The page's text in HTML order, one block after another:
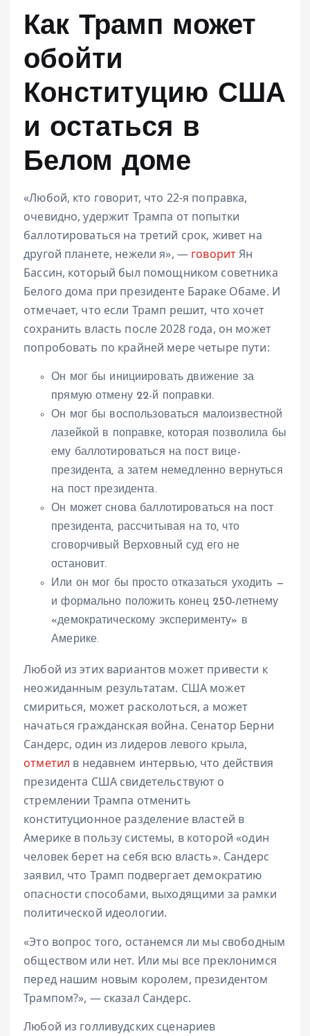
Как Трамп может
обойти
Конституцию США
и остаться в
Белом доме
«Любой, кто говорит, что 22-я поправка,
очевидно, удержит Трампа от попытки
баллотироваться на третий срок, живет на
другой планете, нежели я», — говоритЯн
Бассин, который был помощником советника
Белого дома при президенте Бараке Обаме. И
отмечает, что если Трамп решит, что хочет
сохранить власть после 2028 года, он может
попробовать по крайней мере четыре пути:
Он мог бы инициировать движение за
прямую отмену 22-й поправки.
Он мог бы воспользоваться малоизвестной
лазейкой в ​​поправке, которая позволила бы
ему баллотироваться на пост вице-
президента, а затем немедленно вернуться
на пост президента.
Он может снова баллотироваться на пост
президента, рассчитывая на то, что
сговорчивый Верховный суд его не
остановит.
Или он мог бы просто отказаться уходить —
и формально положить конец 250-летнему
«демократическому эксперименту» в
Америке.
Любой из этих вариантов может привести к
неожиданным результатам. США может
смириться, может расколоться, а может
начаться гражданская война. Сенатор Берни
Сандерс, один из лидеров левого крыла,
отметил в недавнем интервью, что действия
президента США свидетельствуют о
стремлении Трампа отменить
конституционное разделение властей в
Америке в пользу системы, в которой «один
человек берет на себя всю власть». Сандерс
заявил, что Трамп подвергает демократию
опасности способами, выходящими за рамки
политической идеологии.
«Это вопрос того, останемся ли мы свободным
обществом или нет. Или мы все преклонимся
перед нашим новым королем, президентом
Трампом?», — сказал Сандерс.
Любой из голливудских сценариев